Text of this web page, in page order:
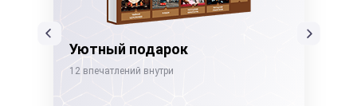
Уютный подарок
12 впечатлений внутри